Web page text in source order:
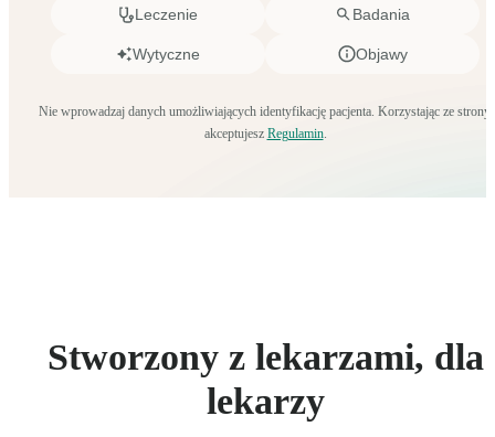
Leczenie Badania
Wytyczne Objawy
Nie wprowadzaj danych umożliwiających identyfikację pacjenta. Korzystając ze strony,
akceptujesz Regulamin.
Stworzony z lekarzami, dla
lekarzy